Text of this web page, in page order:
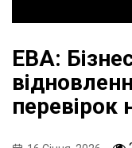
EBA:
перевірок